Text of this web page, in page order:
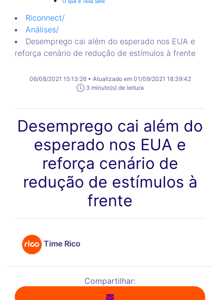
Riconnect/
Análises/
Desemprego cai além do esperado nos EUA e
reforça cenário de redução de estímulos à frente
06/08/2021 15:13:26 • Atualizado em 01/09/2021 18:39:42
3 minuto(s) de leitura
Desemprego cai além do
esperado nos EUA e
reforça cenário de
redução de estímulos à
frente
Time Rico
Compartilhar: